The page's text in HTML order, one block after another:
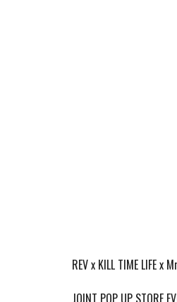
REV x KILL TIME LIFE x
JOINT POP UP STORE